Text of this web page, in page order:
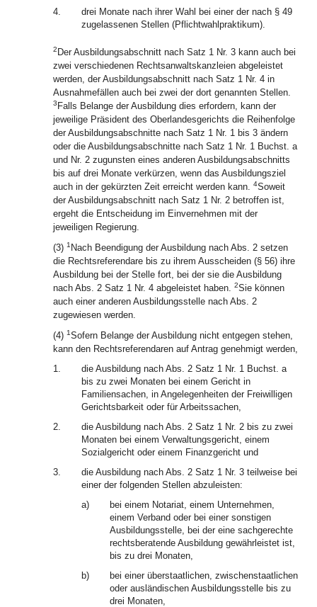
4.
drei Monate nach ihrer Wahl bei einer der nach § 49
zugelassenen Stellen (Pflichtwahlpraktikum).
2 Der Ausbildungsabschnitt nach Satz 1 Nr. 3 kann auch bei
zwei verschiedenen Rechtsanwaltskanzleien abgeleistet
werden, der Ausbildungsabschnitt nach Satz 1 Nr. 4 in
Ausnahmefällen auch bei zwei der dort genannten Stellen.
3 Falls Belange der Ausbildung dies erfordern, kann der
jeweilige Präsident des Oberlandesgerichts die Reihenfolge
der Ausbildungsabschnitte nach Satz 1 Nr. 1 bis 3 ändern
oder die Ausbildungsabschnitte nach Satz 1 Nr. 1 Buchst. a
und Nr. 2 zugunsten eines anderen Ausbildungsabschnitts
bis auf drei Monate verkürzen, wenn das Ausbildungsziel
auch in der gekürzten Zeit erreicht werden kann. 4Soweit
der Ausbildungsabschnitt nach Satz 1 Nr. 2 betroffen ist,
ergeht die Entscheidung im Einvernehmen mit der
jeweiligen Regierung.
(3) 1 Nach Beendigung der Ausbildung nach Abs. 2 setzen
die Rechtsreferendare bis zu ihrem Ausscheiden (§ 56) ihre
Ausbildung bei der Stelle fort, bei der sie die Ausbildung
nach Abs. 2 Satz 1 Nr. 4 abgeleistet haben. 2Sie können
auch einer anderen Ausbildungsstelle nach Abs. 2
zugewiesen werden.
(4) 1Sofern Belange der Ausbildung nicht entgegen stehen,
kann den Rechtsreferendaren auf Antrag genehmigt werden,
1.
die Ausbildung nach Abs. 2 Satz 1 Nr. 1 Buchst. a
bis zu zwei Monaten bei einem Gericht in
Familiensachen, in Angelegenheiten der Freiwilligen
Gerichtsbarkeit oder für Arbeitssachen,
2.
die Ausbildung nach Abs. 2 Satz 1 Nr. 2 bis zu zwei
Monaten bei einem Verwaltungsgericht, einem
Sozialgericht oder einem Finanzgericht und
3.
die Ausbildung nach Abs. 2 Satz 1 Nr. 3 teilweise bei
einer der folgenden Stellen abzuleisten:
a)
bei einem Notariat, einem Unternehmen,
einem Verband oder bei einer sonstigen
Ausbildungsstelle, bei der eine sachgerechte
rechtsberatende Ausbildung gewährleistet ist,
bis zu drei Monaten,
b)
bei einer überstaatlichen, zwischenstaatlichen
oder ausländischen Ausbildungsstelle bis zu
drei Monaten,